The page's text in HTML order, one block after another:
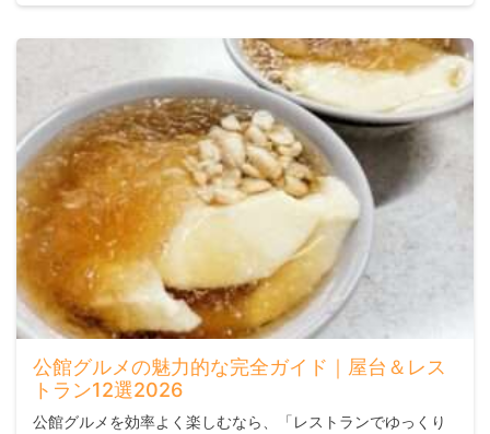
駅を何度でも乗り降り自由。天燈（ランタン）体験、滝のハ
イキング、炭鉱の歴史まで、
公館グルメの魅力的な完全ガイド｜屋台＆レス
トラン12選2026
公館グルメを効率よく楽しむなら、「レストランでゆっくり